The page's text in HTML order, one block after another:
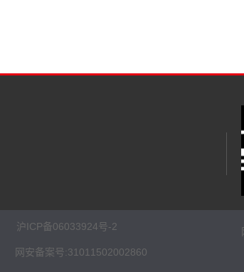
沪ICP备06033924号-2
网安备案号:31011502002860